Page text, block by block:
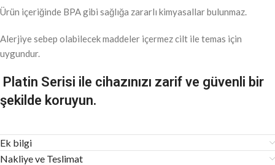
Ürün içeriğinde BPA gibi sağlığa zararlı kimyasallar bulunmaz.
Alerjiye sebep olabilecek maddeler içermez cilt ile temas için
uygundur.
Platin Serisi ile cihazınızı zarif ve güvenli bir
şekilde koruyun.
Ek bilgi
Nakliye ve Teslimat